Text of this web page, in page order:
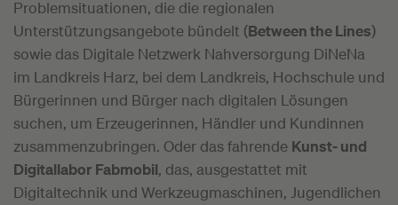
Problemsituationen, die die regionalen
Unterstützungsangebote bündelt (Between the Lines)
sowie das Digitale Netzwerk Nahversorgung DiNeNa
im Landkreis Harz, bei dem Landkreis, Hochschule und
Bürgerinnen und Bürger nach digitalen Lösungen
suchen, um Erzeugerinnen, Händler und Kundinnen
zusammenzubringen. Oder das fahrende Kunst- und
Digitallabor Fabmobil, das, ausgestattet mit
Digitaltechnik und Werkzeugmaschinen, Jugendlichen